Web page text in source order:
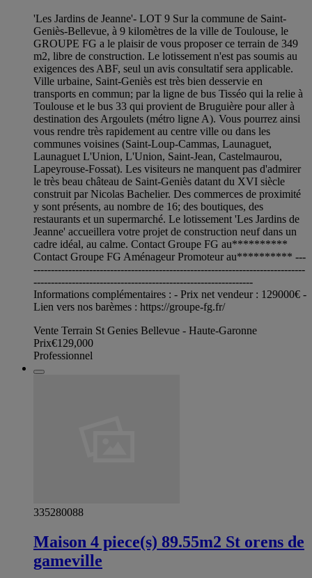
'Les Jardins de Jeanne'- LOT 9 Sur la commune de Saint-
Geniès-Bellevue, à 9 kilomètres de la ville de Toulouse, le
GROUPE FG a le plaisir de vous proposer ce terrain de 349
m2, libre de construction. Le lotissement n'est pas soumis au
exigences des ABF, seul un avis consultatif sera applicable.
Ville urbaine, Saint-Geniès est très bien desservie en
transports en commun; par la ligne de bus Tisséo qui la relie à
Toulouse et le bus 33 qui provient de Bruguière pour aller à
destination des Argoulets (métro ligne A). Vous pourrez ainsi
vous rendre très rapidement au centre ville ou dans les
communes voisines (Saint-Loup-Cammas, Launaguet,
Launaguet L'Union, L'Union, Saint-Jean, Castelmaurou,
Lapeyrouse-Fossat). Les visiteurs ne manquent pas d'admirer
le très beau château de Saint-Geniès datant du XVI siècle
construit par Nicolas Bachelier. Des commerces de proximité
y sont présents, au nombre de 16; des boutiques, des
restaurants et un supermarché. Le lotissement 'Les Jardins de
Jeanne' accueillera votre projet de construction neuf dans un
cadre idéal, au calme. Contact Groupe FG au**********
Contact Groupe FG Aménageur Promoteur au********** ---
------------------------------------------------------------------------------
---------------------------------------------------------------
Informations complémentaires : - Prix net vendeur : 129000€ -
Lien vers nos barèmes : https://groupe-fg.fr/
Vente Terrain St Genies Bellevue - Haute-Garonne
Prix€129,000
Professionnel
335280088
Maison 4 piece(s) 89.55m2 St orens de
gameville